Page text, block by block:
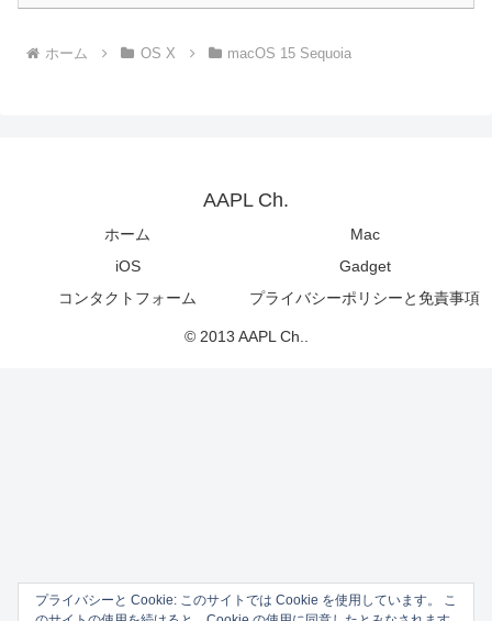
ホーム OS X macOS 15 Sequoia
AAPL Ch.
ホーム
Mac
iOS
Gadget
コンタクトフォーム
プライバシーポリシーと免責事項
© 2013 AAPL Ch..
プライバシーと Cookie: このサイトでは Cookie を使用しています。 こ